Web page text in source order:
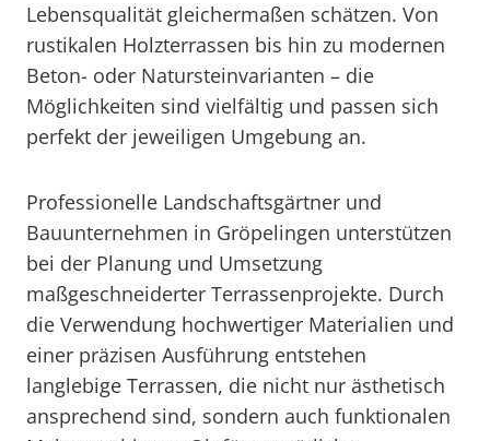
Lebensqualität gleichermaßen schätzen. Von
rustikalen Holzterrassen bis hin zu modernen
Beton- oder Natursteinvarianten – die
Möglichkeiten sind vielfältig und passen sich
perfekt der jeweiligen Umgebung an.
Professionelle Landschaftsgärtner und
Bauunternehmen in Gröpelingen unterstützen
bei der Planung und Umsetzung
maßgeschneiderter Terrassenprojekte. Durch
die Verwendung hochwertiger Materialien und
einer präzisen Ausführung entstehen
langlebige Terrassen, die nicht nur ästhetisch
ansprechend sind, sondern auch funktionalen